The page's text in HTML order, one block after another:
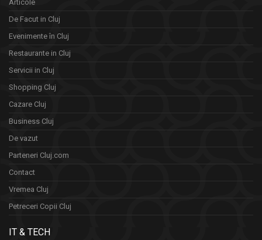
Articole
De Facut in Cluj
Evenimente în Cluj
Restaurante in Cluj
Servicii in Cluj
Shopping Cluj
Cazare Cluj
Business Cluj
De vazut
Parteneri Cluj.com
Contact
Vremea Cluj
Petreceri Copii Cluj
IT & TECH